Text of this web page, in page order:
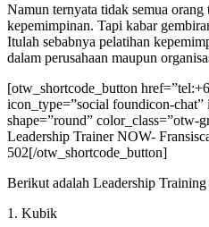
Namun ternyata tidak semua orang
kepemimpinan. Tapi kabar
Itulah sebabnya pelatihan
dalam perusahaan maupun
[otw_shortcode_button
icon_type=”social foundicon-
shape=”round” color_class=”otw-
Leadership Trainer NOW-
502[/otw_shortcode_button]
Berikut adalah Leadership
1. Kubik